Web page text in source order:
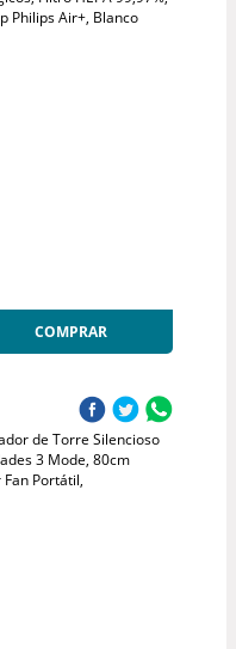
Philips Air+, Blanco
COMPRAR
de Torre Silencioso
3 Mode, 80cm
Portátil,